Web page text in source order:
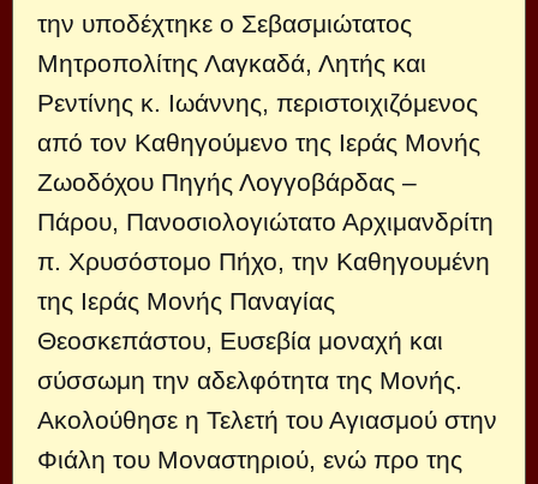
την υποδέχτηκε ο Σεβασμιώτατος
Μητροπολίτης Λαγκαδά, Λητής και
Ρεντίνης κ. Ιωάννης, περιστοιχιζόμενος
από τον Καθηγούμενο της Ιεράς Μονής
Ζωοδόχου Πηγής Λογγοβάρδας –
Πάρου, Πανοσιολογιώτατο Αρχιμανδρίτη
π. Χρυσόστομο Πήχο, την Καθηγουμένη
της Ιεράς Μονής Παναγίας
Θεοσκεπάστου, Ευσεβία μοναχή και
σύσσωμη την αδελφότητα της Μονής.
Ακολούθησε η Τελετή του Αγιασμού στην
Φιάλη του Μοναστηριού, ενώ προ της